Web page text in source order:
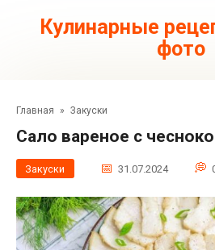
контентуКулинарные
фото
Главная » Закуски
Сало вареное с
Закуски 31.07.2024